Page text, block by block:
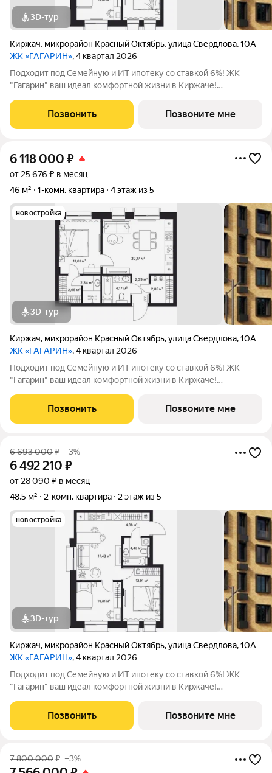
3D-тур
Киржач, микрорайон Красный Октябрь,улица Свердлова,10А
ЖК «ГАГАРИН», 4 квартал 2026
Подходит под Семейную и ИТ ипотеку со ставкой 6%! ЖК
"Гагарин" ваш идеал комфортной жизни в Киржаче!
класса "Комфорт+" сочетает современные технологии,
продуманную инфраструктуру и уютную
Позвонить Позвоните мне
6 118 000 ₽
от 25 676 ₽ в месяц
46 м²
1-комн. квартира 4 этаж из 5
новостройка
3D-тур
Киржач, микрорайон Красный Октябрь,улица Свердлова,10А
ЖК «ГАГАРИН», 4 квартал 2026
Подходит под Семейную и ИТ ипотеку со ставкой 6%! ЖК
"Гагарин" ваш идеал комфортной жизни в Киржаче!
класса "Комфорт+" сочетает современные технологии,
продуманную инфраструктуру и уютную
Позвонить Позвоните мне
6 693 000₽ –3%
6 492 210 ₽
от 28 090 ₽ в месяц
48,5 м²
2-комн. квартира 2 этаж из 5
новостройка
3D-тур
Киржач, микрорайон Красный Октябрь,улица Свердлова,10А
ЖК «ГАГАРИН», 4 квартал 2026
Подходит под Семейную и ИТ ипотеку со ставкой 6%! ЖК
"Гагарин" ваш идеал комфортной жизни в Киржаче!
класса "Комфорт+" сочетает современные технологии,
продуманную инфраструктуру и уютную
Позвонить Позвоните мне
7 800 000₽ –3%